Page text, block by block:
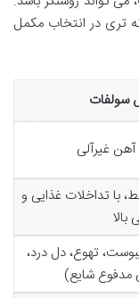
تری در انتخاب مکمل
سولفات
غیرآلی
با تداخلات غذایی و
بالا
تهوع، دل درد،
مدفوع شایع)